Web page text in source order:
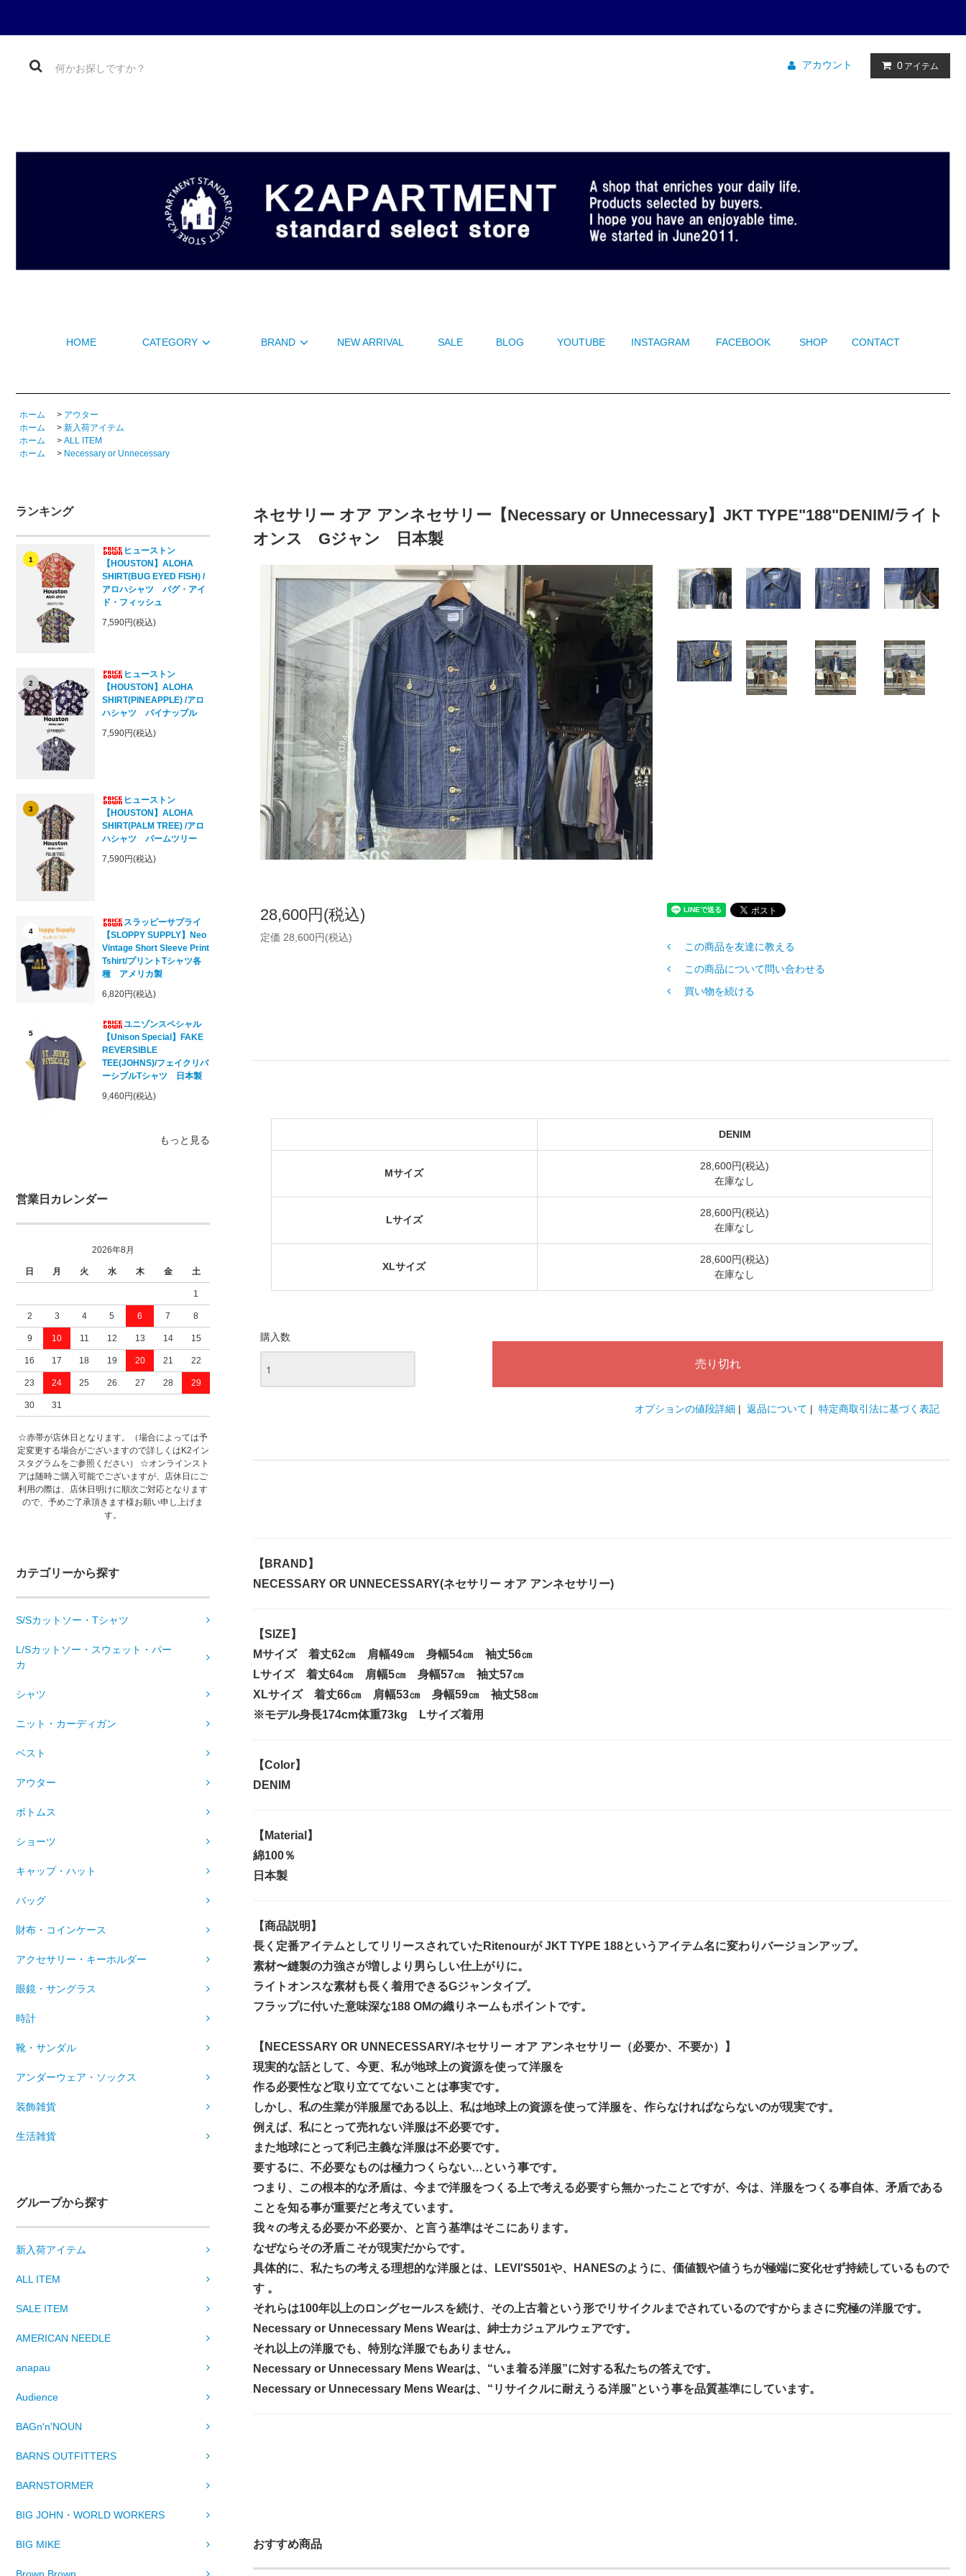
アカウント 0 アイテム
HOME CATEGORY BRAND NEW ARRIVAL SALE BLOG YOUTUBE INSTAGRAM FACEBOOK SHOP CONTACT
ホーム > アウター
ホーム
> 新入荷アイテム
ホーム
> ALL ITEM
ホーム
> Necessary or Unnecessary
ランキング
1
ヒューストン
【HOUSTON】ALOHA
SHIRT(BUG EYED FISH) /
アロハシャツ バグ・アイ
ド・フィッシュ
7,590円(税込)
2
ヒューストン
【HOUSTON】ALOHA
SHIRT(PINEAPPLE) /アロ
ハシャツ パイナップル
7,590円(税込)
3
ヒューストン
【HOUSTON】ALOHA
SHIRT(PALM TREE) /アロ
ハシャツ パームツリー
7,590円(税込)
4
スラッピーサプライ
【SLOPPY SUPPLY】Neo
Vintage Short Sleeve Print
Tshirt/プリントTシャツ各
種 アメリカ製
6,820円(税込)
5
ユニゾンスペシャル
【Unison Special】FAKE
REVERSIBLE
TEE(JOHNS)/フェイクリバ
ーシブルTシャツ 日本製
9,460円(税込)
もっと見る
営業日カレンダー
2026年8月
日 月 火 水 木 金 土
1
2 3 4 5 6 7 8
9 10 11 12 13 14 15
16 17 18 19 20 21 22
23 24 25 26 27 28 29
30 31
☆赤帯が店休日となります。（場合によっては予
定変更する場合がございますので詳しくはK2イン
スタグラムをご参照ください） ☆オンラインスト
アは随時ご購入可能でございますが、店休日にご
利用の際は、店休日明けに順次ご対応となります
ので、予めご了承頂きます様お願い申し上げま
す。
カテゴリーから探す
S/Sカットソー・Tシャツ
L/Sカットソー・スウェット・パー
カ
シャツ
ニット・カーディガン
ベスト
アウター
ボトムス
ショーツ
キャップ・ハット
バッグ
財布・コインケース
アクセサリー・キーホルダー
眼鏡・サングラス
時計
靴・サンダル
アンダーウェア・ソックス
装飾雑貨
生活雑貨
グループから探す
新入荷アイテム
ALL ITEM
SALE ITEM
AMERICAN NEEDLE
anapau
Audience
BAGn'n'NOUN
BARNS OUTFITTERS
BARNSTORMER
BIG JOHN・WORLD WORKERS
BIG MIKE
Brown Brown
ネセサリー オア アンネセサリー【Necessary or Unnecessary】JKT TYPE"188"DENIM/ライト
オンス Gジャン 日本製
28,600円(税込)
定価 28,600円(税込)
この商品を友達に教える
この商品について問い合わせる
買い物を続ける
DENIM
Mサイズ
28,600円(税込)
在庫なし
Lサイズ
28,600円(税込)
在庫なし
XLサイズ
28,600円(税込)
在庫なし
購入数
オプションの値段詳細 | 返品について | 特定商取引法に基づく表記
【BRAND】
NECESSARY OR UNNECESSARY(ネセサリー オア アンネセサリー)
【SIZE】
Mサイズ 着丈62㎝ 肩幅49㎝ 身幅54㎝ 袖丈56㎝
Lサイズ 着丈64㎝ 肩幅5㎝ 身幅57㎝ 袖丈57㎝
XLサイズ 着丈66㎝ 肩幅53㎝ 身幅59㎝ 袖丈58㎝
※モデル身長174cm体重73kg Lサイズ着用
【Color】
DENIM
【Material】
綿100％
日本製
【商品説明】
長く定番アイテムとしてリリースされていたRitenourが JKT TYPE 188というアイテム名に変わりバージョンアップ。
素材〜縫製の力強さが増しより男らしい仕上がりに。
ライトオンスな素材も長く着用できるGジャンタイプ。
フラップに付いた意味深な188 OMの織りネームもポイントです。
【NECESSARY OR UNNECESSARY/ネセサリー オア アンネセサリー（必要か、不要か）】
現実的な話として、今更、私が地球上の資源を使って洋服を
作る必要性など取り立ててないことは事実です。
しかし、私の生業が洋服屋である以上、私は地球上の資源を使って洋服を、作らなければならないのが現実です。
例えば、私にとって売れない洋服は不必要です。
また地球にとって利己主義な洋服は不必要です。
要するに、不必要なものは極力つくらない…という事です。
つまり、この根本的な矛盾は、今まで洋服をつくる上で考える必要すら無かったことですが、今は、洋服をつくる事自体、矛盾である
ことを知る事が重要だと考えています。
我々の考える必要か不必要か、と言う基準はそこにあります。
なぜならその矛盾こそが現実だからです。
具体的に、私たちの考える理想的な洋服とは、LEVI'S501や、HANESのように、価値観や値うちが極端に変化せず持続しているもので
す 。
それらは100年以上のロングセールスを続け、その上古着という形でリサイクルまでされているのですからまさに究極の洋服です。
Necessary or Unnecessary Mens Wearは、紳士カジュアルウェアです。
それ以上の洋服でも、特別な洋服でもありません。
Necessary or Unnecessary Mens Wearは、“いま着る洋服”に対する私たちの答えです。
Necessary or Unnecessary Mens Wearは、“リサイクルに耐えうる洋服”という事を品質基準にしています。
おすすめ商品